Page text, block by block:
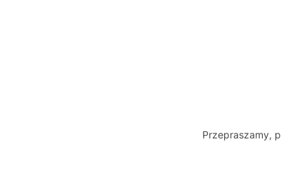
Przepraszamy,